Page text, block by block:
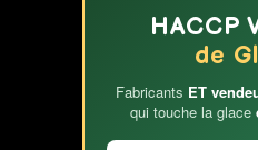
HACCP
de
Fabricants ET
qui touche la glace